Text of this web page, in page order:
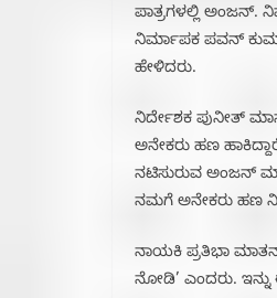
ಪಾತ್ರಗಳಲ್ಲಿ ಅಂಜನ್.
ನಿರ್ಮಾಪಕ ಪವನ್
ಹೇಳಿದರು.
ನಿರ್ದೇಶಕ ಪುನೀತ್
ಅನೇಕರು ಹಣ
ನಟಿಸುರುವ ಅಂಜನ್
ನಮಗೆ ಅನೇಕರು ಹಣ
ನಾಯಕಿ ಪ್ರತಿಭಾ
ನೋಡಿ’ ಎಂದರು.